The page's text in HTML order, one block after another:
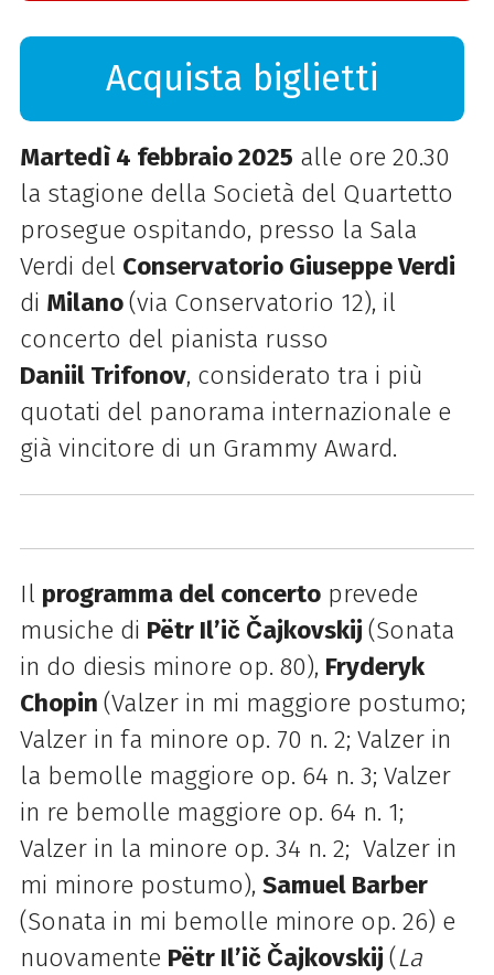
Acquista biglietti
Martedì 4 febbraio 2025 alle ore 20.30
la stagione della Società del Quartetto
prosegue ospitando, presso la Sala
Verdi del Conservatorio Giuseppe Verdi
di Milano(via Conservatorio 12), il
concerto del pianista russo
Daniil Trifonov, considerato tra i più
quotati del panorama internazionale e
già vincitore di un Grammy Award.
Il programma del concertoprevede
musiche di Pëtr Il’ič Čajkovskij (Sonata
in do diesis minore op. 80), Fryderyk
Chopin (Valzer in mi maggiore postumo;
Valzer in fa minore op. 70 n. 2; Valzer in
la bemolle maggiore op. 64 n. 3; Valzer
in re bemolle maggiore op. 64 n. 1;
Valzer in la minore op. 34 n. 2; Valzer in
mi minore postumo), Samuel Barber
(Sonata in mi bemolle minore op. 26) e
nuovamente Pëtr Il’ič Čajkovskij (La